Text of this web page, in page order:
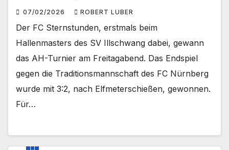
07/02/2026 ROBERT LUBER
Der FC Sternstunden, erstmals beim
Hallenmasters des SV Illschwang dabei, gewann
das AH-Turnier am Freitagabend. Das Endspiel
gegen die Traditionsmannschaft des FC Nürnberg
wurde mit 3:2, nach Elfmeterschießen, gewonnen.
Für…